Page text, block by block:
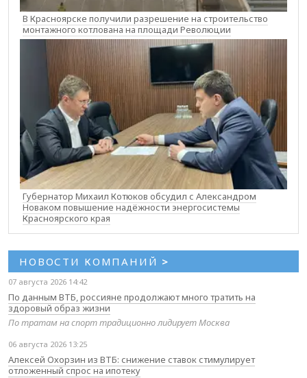
В Красноярске получили разрешение на строительство
монтажного котлована на площади Революции
Губернатор Михаил Котюков обсудил с Александром
Новаком повышение надёжности энергосистемы
Красноярского края
НОВОСТИ КОМПАНИЙ >
07 августа 2026 14:42
По данным ВТБ, россияне продолжают много тратить на
здоровый образ жизни
По тратам на спорт традиционно лидирует Москва
06 августа 2026 13:25
Алексей Охорзин из ВТБ: снижение ставок стимулирует
отложенный спрос на ипотеку